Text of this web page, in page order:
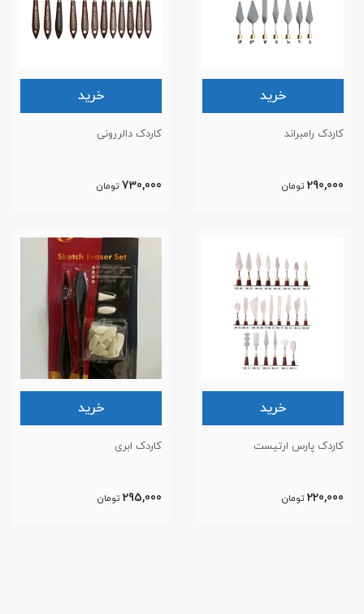
خرید
کاردک رامبراند
290,000 تومان
خرید
کاردک دالررونی
730,000 تومان
خرید
کاردک پارس ارتیست
220,000 تومان
خرید
کاردک ابری
295,000 تومان